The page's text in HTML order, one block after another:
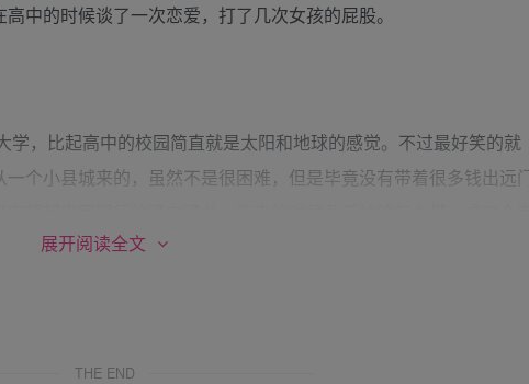
中的时候谈了一次恋爱，打了几次女孩的屁股。
，比起高中的校园简直就是太阳和地球的感觉。不过最好笑的就
个小县城来的，虽然不是很困难，但是毕竟没有带着很多钱出远
，放到装衣服的包里更不行，不可能自己一路上一直抱着那个包，
上厕所没什么区别，最后决定放到两双鞋的鞋垫地下，这是个好主
把钱拿出来的时候才发现，钱有点湿，有一股咸鱼的味道，好歹在
展开阅读全文
THE END